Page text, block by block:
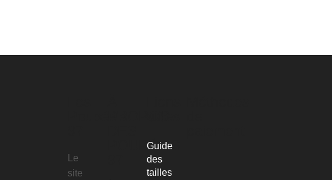
Le
site
POUPÉE'S
Guide
des
tailles